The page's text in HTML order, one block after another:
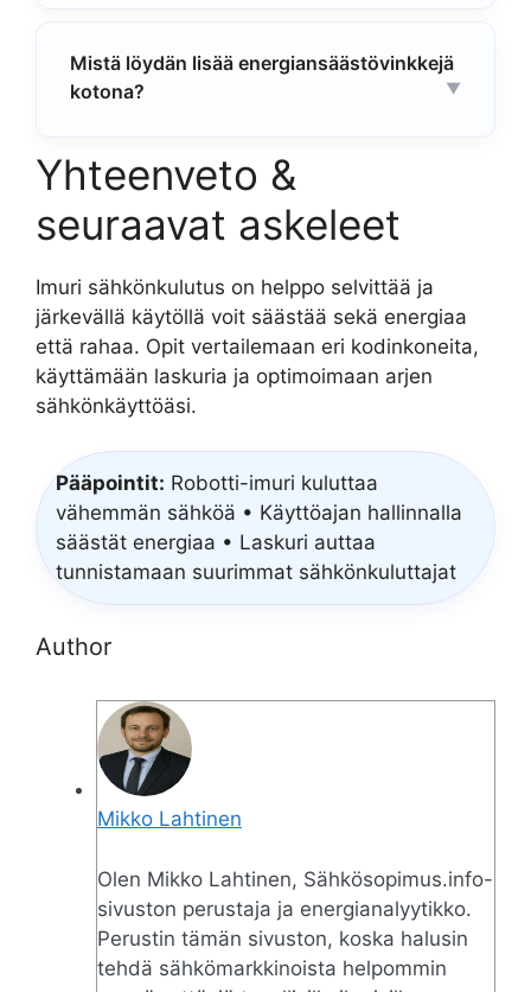
Mistä löydän lisää energiansäästövinkkejä
kotona?
Yhteenveto &
seuraavat askeleet
Imuri sähkönkulutus on helppo selvittää ja
järkevällä käytöllä voit säästää sekä energiaa
että rahaa. Opit vertailemaan eri kodinkoneita,
käyttämään laskuria ja optimoimaan arjen
sähkönkäyttöäsi.
Pääpointit: Robotti-imuri kuluttaa
vähemmän sähköä • Käyttöajan hallinnalla
säästät energiaa • Laskuri auttaa
tunnistamaan suurimmat sähkönkuluttajat
Author
Mikko Lahtinen
Olen Mikko Lahtinen, Sähkösopimus.info-
sivuston perustaja ja energianalyytikko.
Perustin tämän sivuston, koska halusin
tehdä sähkömarkkinoista helpommin